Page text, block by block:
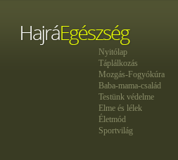
Nyitólap
Táplálkozás
Mozgás-Fogyókúra
Baba-mama-család
Testünk védelme
Elme és lélek
Életmód
Sportvilág